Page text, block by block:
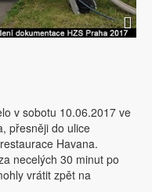
v sobotu 10.06.2017 ve
přesněji do ulice
Havana.
necelých 30 minut po
vrátit zpět na